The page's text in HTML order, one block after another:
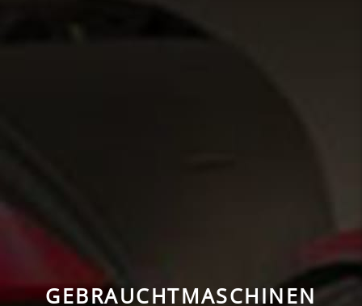
GEBRAUCHTMASCHINEN